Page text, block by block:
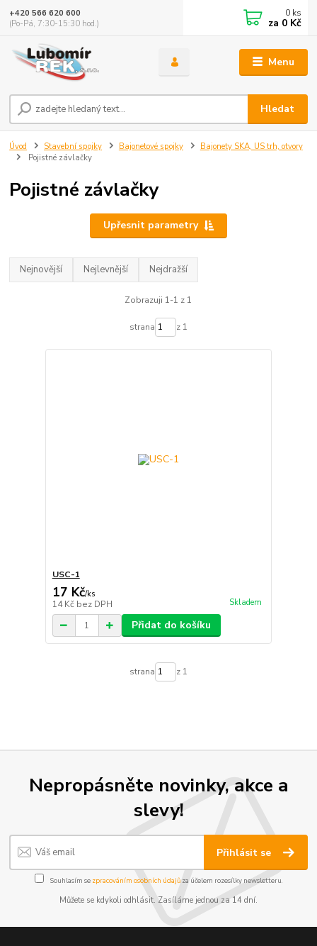
Menu
Hledat
+420 566 620 600
(Po-Pá, 7:30-15:30 hod.)
0 ks
za 0 Kč
Úvod Stavební spojky Bajonetové spojky
Bajonety SKA, US trh, otvory
Pojistné závlačky
Pojistné závlačky
Upřesnit parametry
Nejnovější Nejlevnější Nejdražší
Zobrazuji 1-1 z 1
strana z 1
USC-1
17 Kč/ks
14 Kč bez DPH Skladem
Přidat do košíku
strana z 1
Nepropásněte novinky, akce a
slevy!
Přihlásit se
Souhlasím se zpracováním osobních údajůza účelem rozesílky newsletteru.
Můžete se kdykoli odhlásit. Zasíláme jednou za 14 dní.